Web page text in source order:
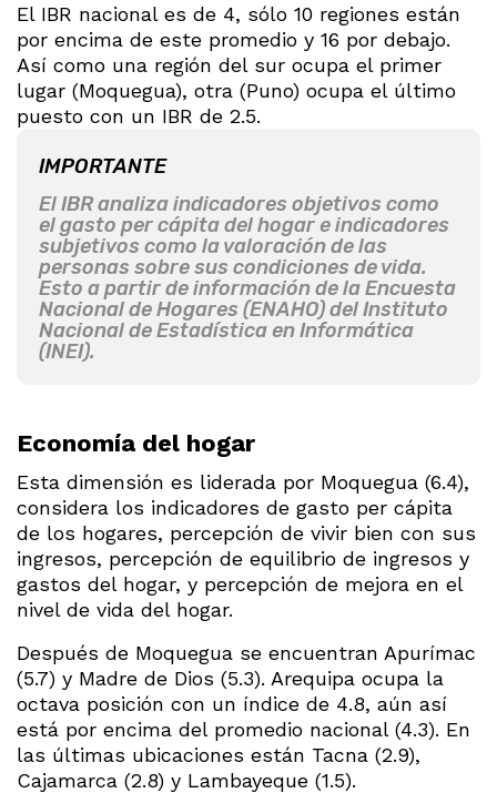
El IBR nacional es de 4, sólo 10 regiones están
por encima de este promedio y 16 por debajo.
Así como una región del sur ocupa el primer
lugar (Moquegua), otra (Puno) ocupa el último
puesto con un IBR de 2.5.
IMPORTANTE
El IBR analiza indicadores objetivos como
el gasto per cápita del hogar e indicadores
subjetivos como la valoración de las
personas sobre sus condiciones de vida.
Esto a partir de información de la Encuesta
Nacional de Hogares (ENAHO) del Instituto
Nacional de Estadística en Informática
(INEI).
Economía del hogar
Esta dimensión es liderada por Moquegua (6.4),
considera los indicadores de gasto per cápita
de los hogares, percepción de vivir bien con sus
ingresos, percepción de equilibrio de ingresos y
gastos del hogar, y percepción de mejora en el
nivel de vida del hogar.
Después de Moquegua se encuentran Apurímac
(5.7) y Madre de Dios (5.3). Arequipa ocupa la
octava posición con un índice de 4.8, aún así
está por encima del promedio nacional (4.3). En
las últimas ubicaciones están Tacna (2.9),
Cajamarca (2.8) y Lambayeque (1.5).